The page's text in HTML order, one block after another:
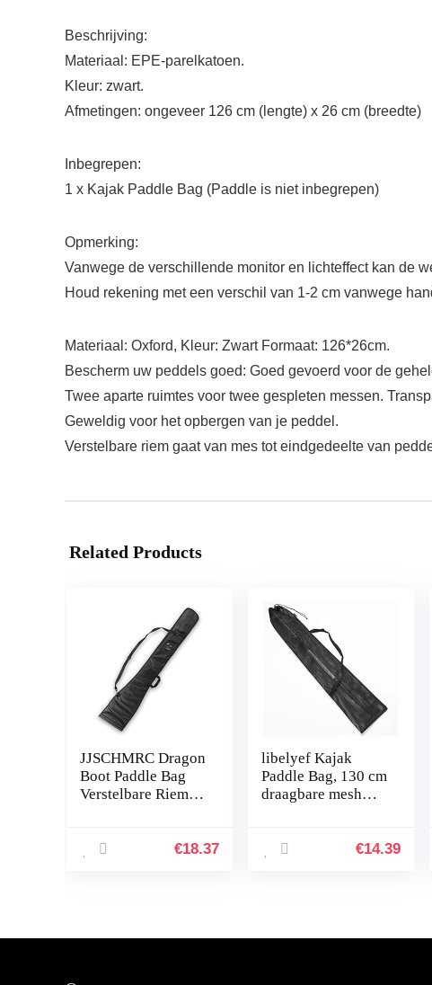
Beschrijving:
Materiaal: EPE-parelkatoen.
Kleur: zwart.
Afmetingen: ongeveer 126 cm (lengte) x 26 cm (breedte)
Inbegrepen:
1 x Kajak Paddle Bag (Paddle is niet inbegrepen)
Opmerking:
Vanwege de verschillende monitor en lichteffect kan de
Houd rekening met een verschil van 1-2 cm vanwege
Materiaal: Oxford, Kleur: Zwart Formaat: 126*26cm.
Bescherm uw peddels goed: Goed gevoerd voor de
Twee aparte ruimtes voor twee gespleten messen.
Geweldig voor het opbergen van je peddel.
Verstelbare riem gaat van mes tot eindgedeelte van
Related Products
JJSCHMRC Dragon
Boot Paddle Bag
Verstelbare Riem
2 Stuk Kano Paddle
€18.37
libelyef Kajak
Paddle Bag, 130 cm
draagbare mesh
met verstelbare€14.39